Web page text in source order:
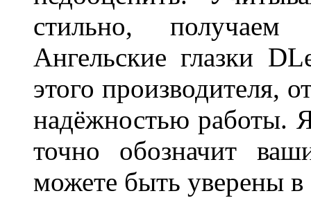
стильно,
Ангельские глазки
этого производителя,
надёжностью работы.
точно обозначит
можете быть уверены